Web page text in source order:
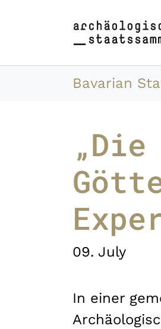
You are
Bavarian
09. July
In einer